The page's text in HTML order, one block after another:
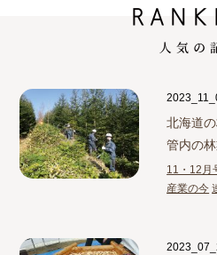
北海道
管内の
11・12月
産業の今